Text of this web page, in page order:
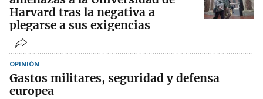
Harvard tras la negativa a
plegarse a sus exigencias
OPINIÓN
Gastos militares, seguridad y defensa
europea